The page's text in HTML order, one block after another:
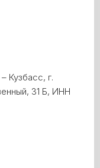
Кузбасс, г.
31 Б, ИНН